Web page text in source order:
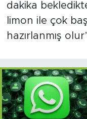
dakika
limon ile çok
hazırlanmış